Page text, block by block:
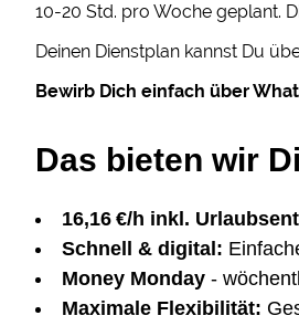
10-20 Std. pro Woche geplant.
Deinen Dienstplan kannst Du
Bewirb Dich einfach über
Das bieten wir
16,16 €/h inkl.
Schnell & digital:
Money Monday -
Maximale Flexibilität: